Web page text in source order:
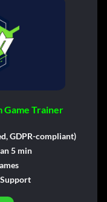
Game Trainer
GDPR-compliant)
5 min